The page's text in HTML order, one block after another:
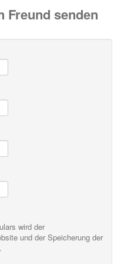
Freund senden
wird der
und der Speicherung der